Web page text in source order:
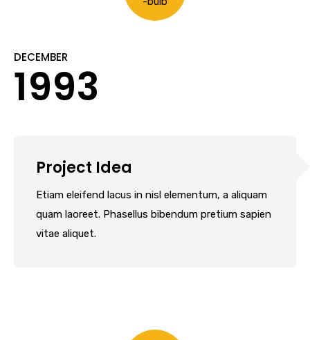
DECEMBER
1993
Project Idea
Etiam eleifend lacus in nisl elementum, a aliquam
quam laoreet. Phasellus bibendum pretium sapien
vitae aliquet.